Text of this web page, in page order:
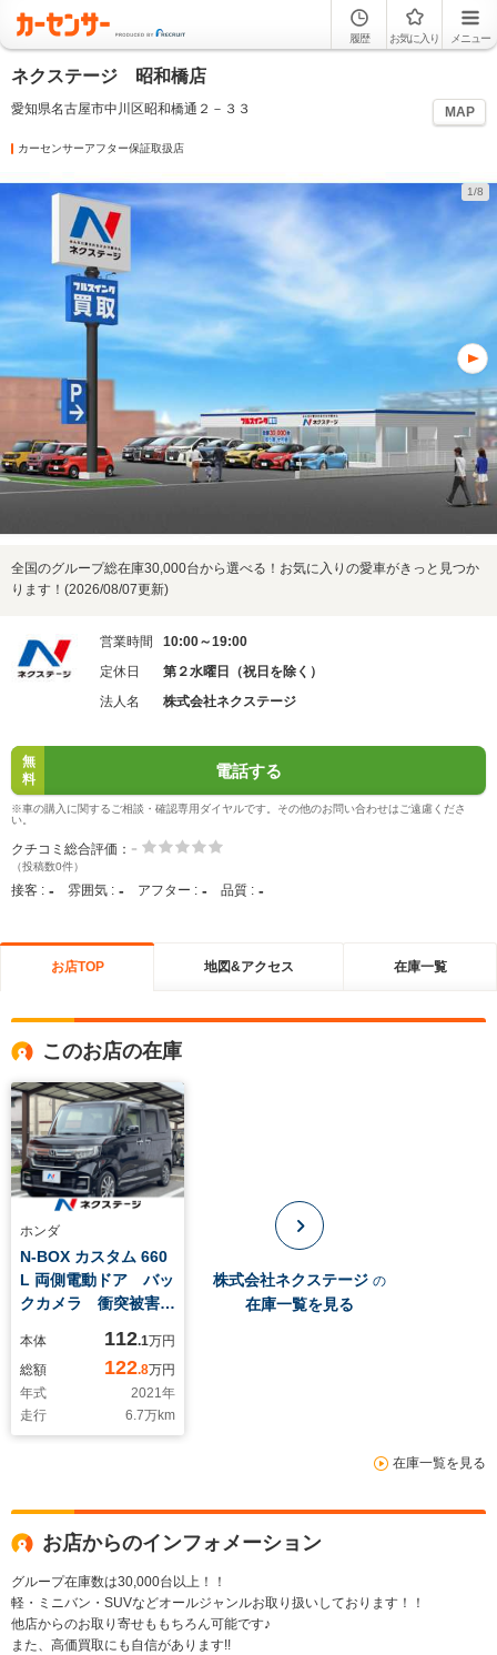
履歴 お気に入り メニュー
ネクステージ 昭和橋店
愛知県名古屋市中川区昭和橋通２－３３ MAP
カーセンサーアフター保証取扱店
1/8
全国のグループ総在庫30,000台から選べる！お気に入りの愛車がきっと見つか
ります！(2026/08/07更新)
営業時間
10:00～19:00
定休日
第２水曜日（祝日を除く）
法人名
株式会社ネクステージ
無
料
電話する
※車の購入に関するご相談・確認専用ダイヤルです。その他のお問い合わせはご遠慮くださ
い。
クチコミ総合評価： -
（投稿数0件）
接客 : - 雰囲気 : - アフター : - 品質 : -
お店TOP 地図&アクセス 在庫一覧
このお店の在庫
ホンダ
N-BOX カスタム 660
L 両側電動ドア バッ
クカメラ 衝突被害軽
クルーズ ドラレコ
スマートキー LEDヘ
ッド 純正14インチ
アルミ オートエアコ
ン Bluetooth
本体 112.1万円
総額
122.8万円
年式
2021年
走行
6.7万km
株式会社ネクステージ の
在庫一覧を見る
在庫一覧を見る
お店からのインフォメーション
グループ在庫数は30,000台以上！！
軽・ミニバン・SUVなどオールジャンルお取り扱いしております！！
他店からのお取り寄せももちろん可能です♪
また、高価買取にも自信があります!!